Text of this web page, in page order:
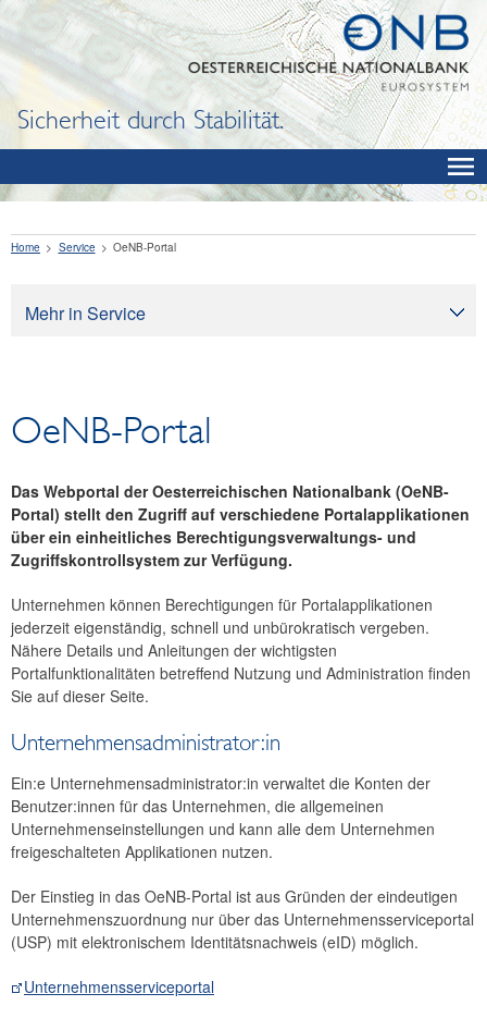
Sicherheit durch Stabilität.
Mehr in Service
Glossar
Linksammlung
Ausschreibungen
Unterschriftenverzeichnis
Bankfeiertage
Newsletter Anmeldung
Impressum und Haftung
Datenschutz
OeNB-Portal
Home Service OeNB-Portal
OeNB-Portal
Das Webportal der Oesterreichischen Nationalbank (OeNB-
Portal) stellt den Zugriff auf verschiedene Portalapplikationen
über ein einheitliches Berechtigungsverwaltungs- und
Zugriffskontrollsystem zur Verfügung.
Unternehmen können Berechtigungen für Portalapplikationen
jederzeit eigenständig, schnell und unbürokratisch vergeben.
Nähere Details und Anleitungen der wichtigsten
Portalfunktionalitäten betreffend Nutzung und Administration finden
Sie auf dieser Seite.
Unternehmensadministrator:in
Ein:e Unternehmensadministrator:in verwaltet die Konten der
Benutzer:innen für das Unternehmen, die allgemeinen
Unternehmenseinstellungen und kann alle dem Unternehmen
freigeschalteten Applikationen nutzen.
Der Einstieg in das OeNB-Portal ist aus Gründen der eindeutigen
Unternehmenszuordnung nur über das Unternehmensserviceportal
(USP) mit elektronischem Identitätsnachweis (eID) möglich.
Unternehmensserviceportal